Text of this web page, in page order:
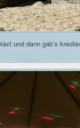
und dann gab’s